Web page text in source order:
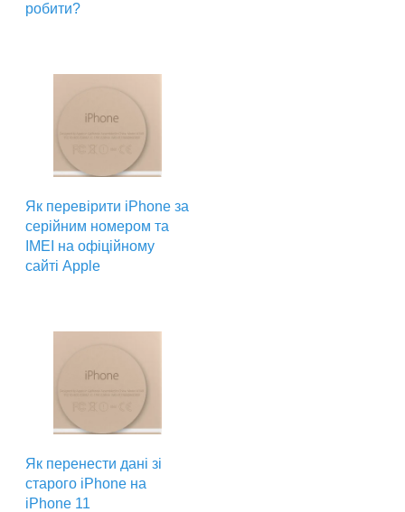
робити?
Як перевірити iPhone за
серійним номером та
IMEI на офіційному
сайті Apple
Як перенести дані зі
старого iPhone на
iPhone 11